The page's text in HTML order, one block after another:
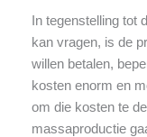
In tegenstelling tot
kan vragen, is de
willen betalen,
kosten enorm en
om die kosten te
massaproductie